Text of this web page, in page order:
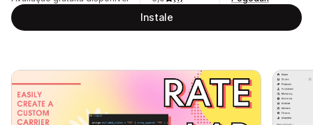
Instale